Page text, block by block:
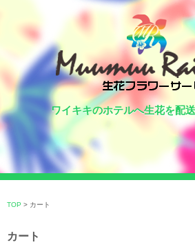
to
ワイキキのホテルへ生花を配
TOP > カート
カート